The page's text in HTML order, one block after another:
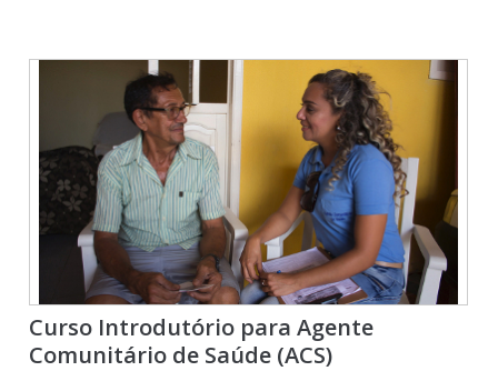
Curso Introdutório para Agente
Comunitário de Saúde (ACS)